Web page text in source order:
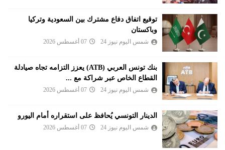
توقيع اتفاق دفاع مشترك بين السعودية وتركيا
وباكستان
شمس اليوم نيوز 24 07 أغسطس 2026
بنك تونس العربي (ATB) يعزز التزامه تجاه صيادلة
القطاع الخاص عبر شراكة مع ...
شمس اليوم نيوز 24 07 أغسطس 2026
الدينار التونسي يُحافظ على استقراره أمام اليورو
شمس اليوم نيوز 24 07 أغسطس 2026